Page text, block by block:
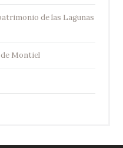
de las Lagunas
Montiel